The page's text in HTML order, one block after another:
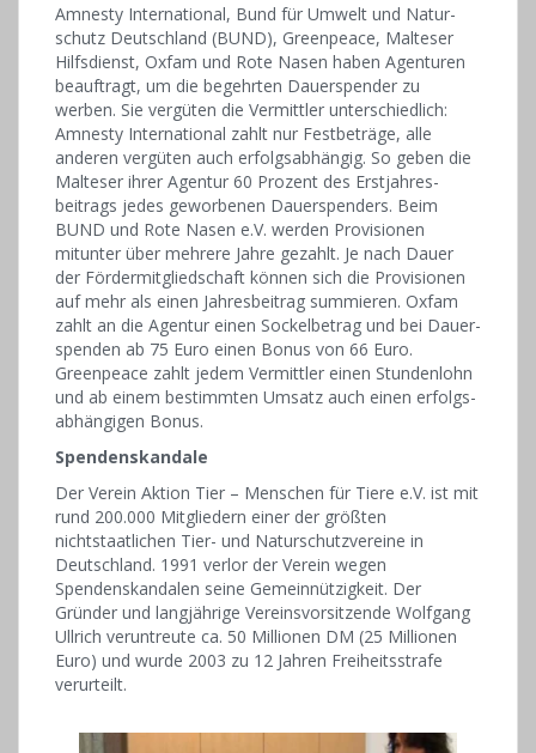
Amnesty Interna­tional, Bund für Umwelt und Natur­
schutz Deutsch­land (BUND), Greenpeace, Malteser
Hilfs­dienst, Oxfam und Rote Nasen haben Agenturen
beauftragt, um die begehrten Dauer­spender zu
werben. Sie vergüten die Vermittler unterschiedlich:
Amnesty Interna­tional zahlt nur Fest­beträge, alle
anderen vergüten auch erfolgs­abhängig. So geben die
Malteser ihrer Agentur 60 Prozent des Erst­jahres­
beitrags jedes geworbenen Dauer­spenders. Beim
BUND und Rote Nasen e.V. werden Provisionen
mitunter über mehrere Jahre gezahlt. Je nach Dauer
der Fördermitgliedschaft können sich die Provisionen
auf mehr als einen Jahres­beitrag summieren. Oxfam
zahlt an die Agentur einen Sockel­betrag und bei Dauer­
spenden ab 75 Euro einen Bonus von 66 Euro.
Greenpeace zahlt jedem Vermittler einen Stunden­lohn
und ab einem bestimmten Umsatz auch einen erfolgs­
abhängigen Bonus.
Spendenskandale
Der Verein Aktion Tier – Menschen für Tiere e.V. ist mit
rund 200.000 Mitgliedern einer der größten
nichtstaatlichen Tier- und Naturschutzvereine in
Deutschland. 1991 verlor der Verein wegen
Spendenskandalen seine Gemeinnützigkeit. Der
Gründer und langjährige Vereinsvorsitzende Wolfgang
Ullrich veruntreute ca. 50 Millionen DM (25 Millionen
Euro) und wurde 2003 zu 12 Jahren Freiheitsstrafe
verurteilt.